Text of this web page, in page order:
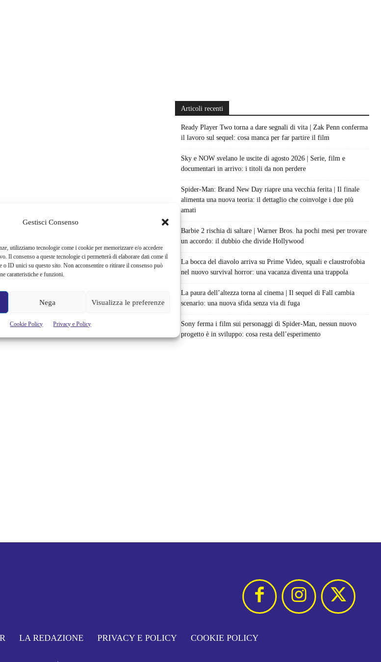
Gestisci Consenso
utilizziamo tecnologie come i cookie per memorizzare e/o accedere
Il consenso a queste tecnologie ci permetterà di elaborare dati come il
o ID unici su questo sito. Non acconsentire o ritirare il consenso può
caratteristiche e funzioni.
Nega Visualizza le preferenze
Cookie Policy Privacy e Policy
Articoli recenti
Ready Player Two torna a dare segnali di vita | Zak Penn conferma
il lavoro sul sequel: cosa manca per far partire il film
Sky e NOW svelano le uscite di agosto 2026 | Serie, film e
documentari in arrivo: i titoli da non perdere
Spider-Man: Brand New Day riapre una vecchia ferita | Il finale
alimenta una nuova teoria: il dettaglio che coinvolge i due più
amati
Barbie 2 rischia di saltare | Warner Bros. ha pochi mesi per trovare
un accordo: il dubbio che divide Hollywood
La bocca del diavolo arriva su Prime Video, squali e claustrofobia
nel nuovo survival horror: una vacanza diventa una trappola
La paura dell’altezza torna al cinema | Il sequel di Fall cambia
scenario: una nuova sfida senza via di fuga
Sony ferma i film sui personaggi di Spider-Man, nessun nuovo
progetto è in sviluppo: cosa resta dell’esperimento
LA REDAZIONE PRIVACY E POLICY COOKIE POLICY